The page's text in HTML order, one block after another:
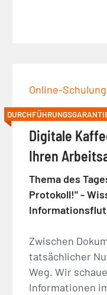
Online-Schulung
Digitale
Ihren
Thema des
Protokoll!" -
Informationsflut
Zwischen
tatsächlicher
Weg. Wir
Informationen